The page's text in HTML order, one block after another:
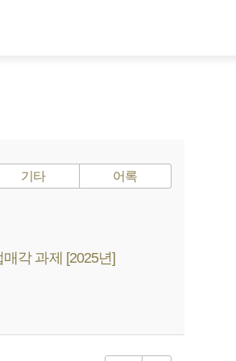
기타 어록
각 과제 [2025년]